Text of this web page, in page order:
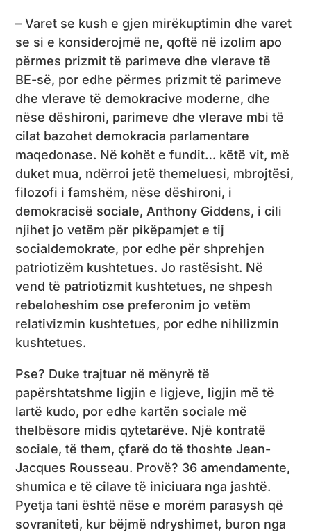
– Varet se kush e gjen mirëkuptimin dhe varet
se si e konsiderojmë ne, qoftë në izolim apo
përmes prizmit të parimeve dhe vlerave të
BE-së, por edhe përmes prizmit të parimeve
dhe vlerave të demokracive moderne, dhe
nëse dëshironi, parimeve dhe vlerave mbi të
cilat bazohet demokracia parlamentare
maqedonase. Në kohët e fundit… këtë vit, më
duket mua, ndërroi jetë themeluesi, mbrojtësi,
filozofi i famshëm, nëse dëshironi, i
demokracisë sociale, Anthony Giddens, i cili
njihet jo vetëm për pikëpamjet e tij
socialdemokrate, por edhe për shprehjen
patriotizëm kushtetues. Jo rastësisht. Në
vend të patriotizmit kushtetues, ne shpesh
rebeloheshim ose preferonim jo vetëm
relativizmin kushtetues, por edhe nihilizmin
kushtetues.
Pse? Duke trajtuar në mënyrë të
papërshtatshme ligjin e ligjeve, ligjin më të
lartë kudo, por edhe kartën sociale më
thelbësore midis qytetarëve. Një kontratë
sociale, të them, çfarë do të thoshte Jean-
Jacques Rousseau. Provë? 36 amendamente,
shumica e të cilave të iniciuara nga jashtë.
Pyetja tani është nëse e morëm parasysh që
sovraniteti, kur bëjmë ndryshimet, buron nga